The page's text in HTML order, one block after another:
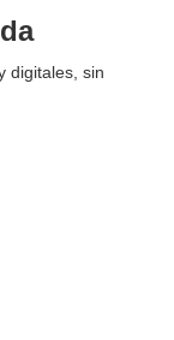
digitales, sin